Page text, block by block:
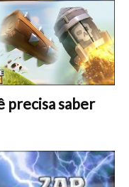
precisa saber